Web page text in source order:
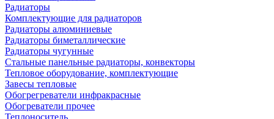
Радиаторы
Комплектующие для радиаторов
Радиаторы алюминиевые
Радиаторы биметаллические
Радиаторы чугунные
Стальные панельные радиаторы, конвекторы
Тепловое оборудование, комплектующие
Завесы тепловые
Обогрегреватели инфракрасные
Обогреватели прочее
Теплоноситель